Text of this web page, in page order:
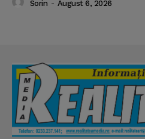
Sorin - August 6, 2026